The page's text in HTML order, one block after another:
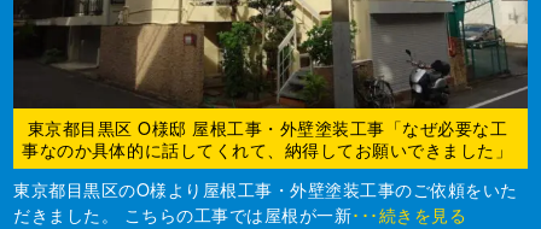
東京都目黒区 O様邸 屋根工事・外壁塗装工事「なぜ必要な工
事なのか具体的に話してくれて、納得してお願いできました」
東京都目黒区のO様より屋根工事・外壁塗装工事のご依頼をいた
だきました。 こちらの工事では屋根が一新･･･続きを見る